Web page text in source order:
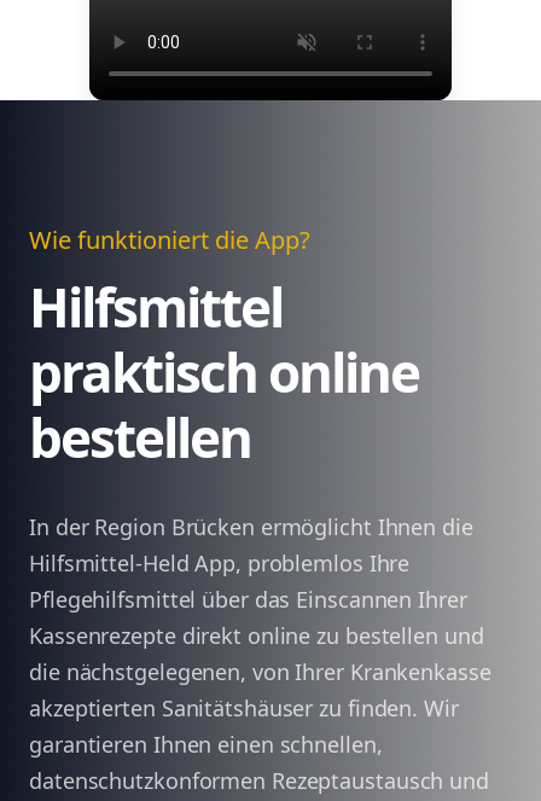
Wie funktioniert die App?
Hilfsmittel
praktisch online
bestellen
In der Region Brücken ermöglicht Ihnen die
Hilfsmittel-Held App, problemlos Ihre
Pflegehilfsmittel über das Einscannen Ihrer
Kassenrezepte direkt online zu bestellen und
die nächstgelegenen, von Ihrer Krankenkasse
akzeptierten Sanitätshäuser zu finden. Wir
garantieren Ihnen einen schnellen,
datenschutzkonformen Rezeptaustausch und